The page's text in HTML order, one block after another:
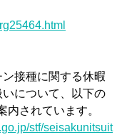
接種に関する休暇
について、以下の
内されています。
stf/seisakunitsuit